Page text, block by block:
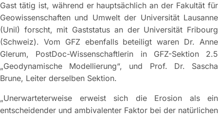
Gast tätig ist, während er hauptsächlich an der Fakultät für
Geowissenschaften und Umwelt der Universität Lausanne
(Unil) forscht, mit Gaststatus an der Universität Fribourg
(Schweiz). Vom GFZ ebenfalls beteiligt waren Dr. Anne
Glerum, PostDoc-Wissenschaftlerin in GFZ-Sektion 2.5
„Geodynamische Modellierung“, und Prof. Dr. Sascha
Brune, Leiter derselben Sektion.
„Unerwarteterweise erweist sich die Erosion als ein
entscheidender und ambivalenter Faktor bei der natürlichen